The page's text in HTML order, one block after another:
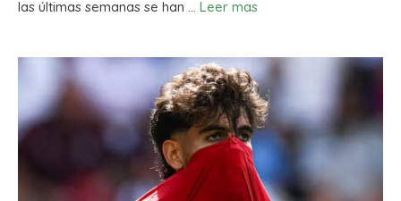
las últimas semanas se han … Leer mas